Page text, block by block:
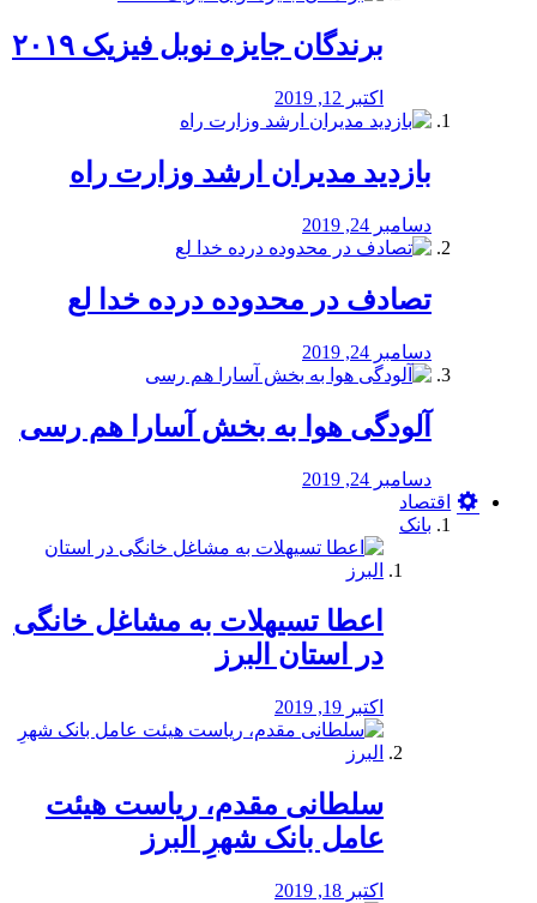
برندگان جایزه نوبل فیزیک ۲۰۱۹
اکتبر 12, 2019
بازدید مدیران ارشد وزارت راه
دسامبر 24, 2019
تصادف در محدوده درده خدا لع
دسامبر 24, 2019
آلودگی هوا به بخش آسارا هم رسی
دسامبر 24, 2019
اقتصاد
بانک
️اعطا تسیهلات به مشاغل خانگی
در استان البرز
اکتبر 19, 2019
سلطانی مقدم، ریاست هیئت
عامل بانک شهرِ البرز
اکتبر 18, 2019